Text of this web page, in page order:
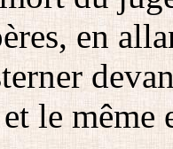
en
le même